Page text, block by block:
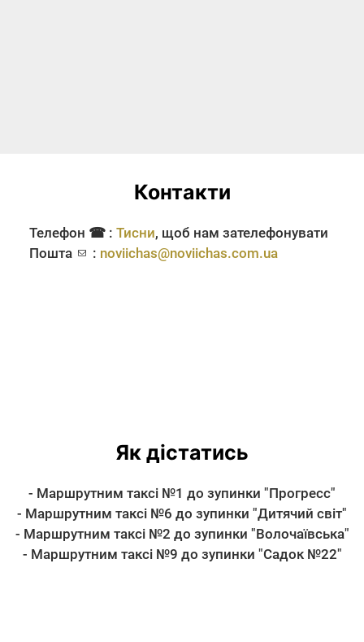
Контакти
Телефон ☎ : Тисни, щоб нам зателефонувати
Пошта
: noviichas@noviichas.com.ua
Як дістатись
- Маршрутним таксі №1 до зупинки "Прогресс"
- Маршрутним таксі №6 до зупинки "Дитячий світ"
- Маршрутним таксі №2 до зупинки "Волочаївська"
- Маршрутним таксі №9 до зупинки "Садок №22"